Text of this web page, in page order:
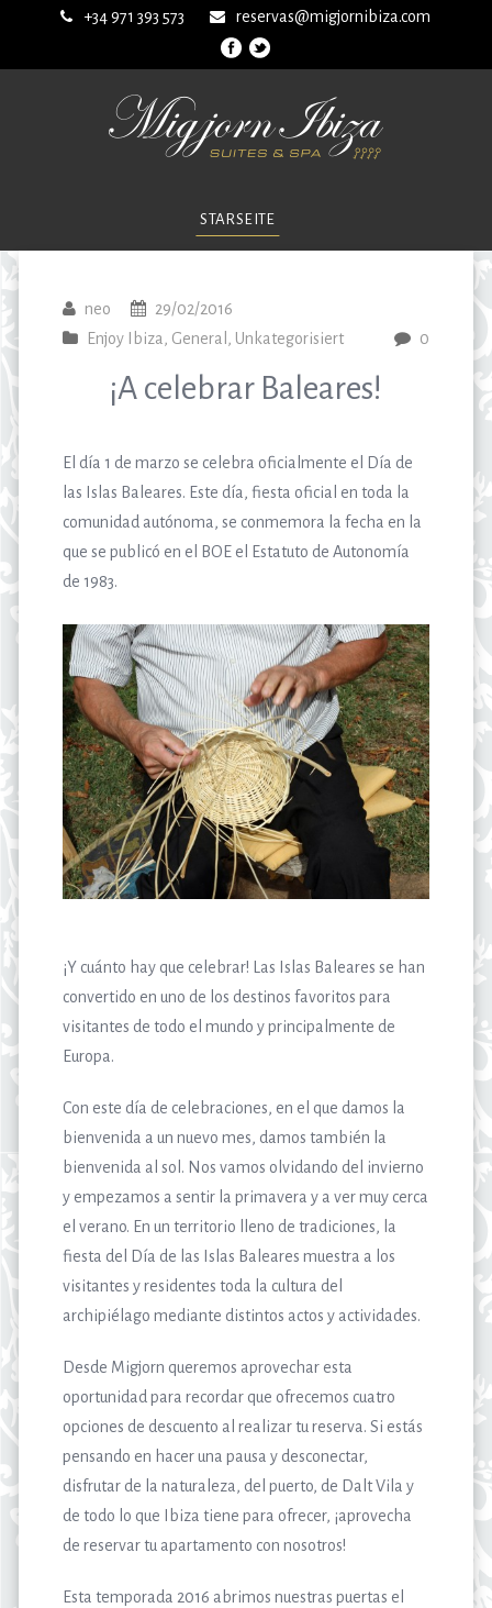
+34 971 393 573 reservas@migjornibiza.com
STARSEITE
neo
29/02/2016
Enjoy Ibiza , General , Unkategorisiert 0
¡A celebrar Baleares!
El día 1 de marzo se celebra oficialmente el Día de
las Islas Baleares. Este día, fiesta oficial en toda la
comunidad autónoma, se conmemora la fecha en la
que se publicó en el BOE el Estatuto de Autonomía
de 1983.
¡Y cuánto hay que celebrar! Las Islas Baleares se han
convertido en uno de los destinos favoritos para
visitantes de todo el mundo y principalmente de
Europa.
Con este día de celebraciones, en el que damos la
bienvenida a un nuevo mes, damos también la
bienvenida al sol. Nos vamos olvidando del invierno
y empezamos a sentir la primavera y a ver muy cerca
el verano. En un territorio lleno de tradiciones, la
fiesta del Día de las Islas Baleares muestra a los
visitantes y residentes toda la cultura del
archipiélago mediante distintos actos y actividades.
Desde Migjorn queremos aprovechar esta
oportunidad para recordar que ofrecemos cuatro
opciones de descuento al realizar tu reserva. Si estás
pensando en hacer una pausa y desconectar,
disfrutar de la naturaleza, del puerto, de Dalt Vila y
de todo lo que Ibiza tiene para ofrecer, ¡aprovecha
de reservar tu apartamento con nosotros!
Esta temporada 2016 abrimos nuestras puertas el